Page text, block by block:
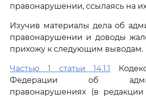
правонарушении, ссылаясь на
Изучив материалы дела об
правонарушении и доводы
прихожу к следующим выводам.
Частью 1 статьи 14.1.1
Федерации об
правонарушениях (в